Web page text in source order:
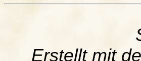
Erstellt mit